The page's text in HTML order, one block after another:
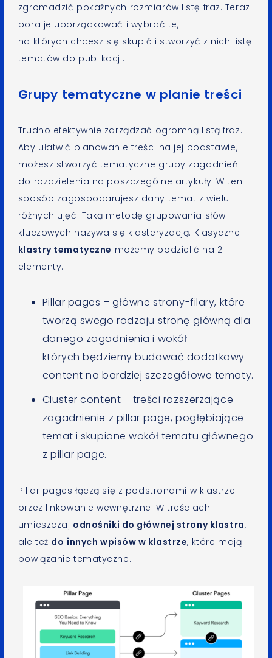
zgromadzić pokaźnych rozmiarów listę fraz. Teraz
pora je uporządkować i wybrać te,
na których chcesz się skupić i stworzyć z nich listę
tematów do publikacji.
Grupy tematyczne w planie treści
Trudno efektywnie zarządzać ogromną listą fraz.
Aby ułatwić planowanie treści na jej podstawie,
możesz stworzyć tematyczne grupy zagadnień
do rozdzielenia na poszczególne artykuły. W ten
sposób zagospodarujesz dany temat z wielu
różnych ujęć. Taką metodę grupowania słów
kluczowych nazywa się klasteryzacją. Klasyczne
klastry tematyczne możemy podzielić na 2
elementy:
Pillar pages – główne strony-filary, które
tworzą swego rodzaju stronę główną dla
danego zagadnienia i wokół
których będziemy budować dodatkowy
content na bardziej szczegółowe tematy.
Cluster content – treści rozszerzające
zagadnienie z pillar page, pogłębiające
temat i skupione wokół tematu głównego
z pillar page.
Pillar pages łączą się z podstronami w klastrze
przez linkowanie wewnętrzne. W treściach
umieszczaj odnośniki do głównej strony klastra,
ale też do innych wpisów w klastrze, które mają
powiązanie tematyczne.